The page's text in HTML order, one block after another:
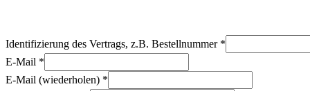
Identifizierung des Vertrags, z.B. Bestellnummer *
E-Mail *
E-Mail (wiederholen) *